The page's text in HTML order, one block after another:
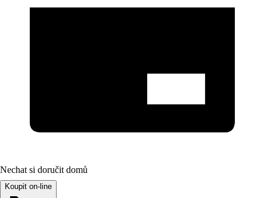
Nechat si doručit domů
Koupit on-line